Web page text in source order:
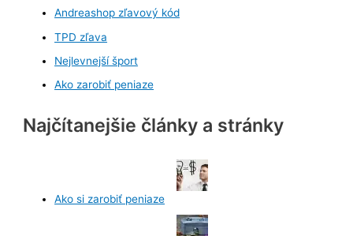
Andreashop zľavový kód
TPD zľava
Nejlevnejší šport
Ako zarobiť peniaze
Najčítanejšie články a stránky
Ako si zarobiť peniaze